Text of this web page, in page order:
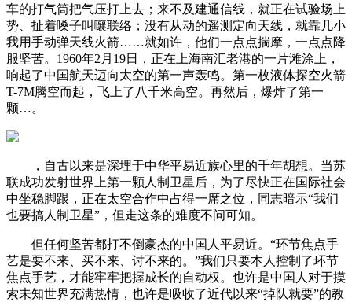
车的打气筒把气压打上去；来不及建通信线，就正在试验场上
势、扯着嗓子叫嚷联络；没有从动的遥测定向天线，就靠几小
我用手动弹天线火箭……就如许，他们一点点揣摩，一点点降
服坚苦。1960年2月19日，正在上海南汇老港的一片滩涂上，
响起了中国航天迈向太空的第一声轰鸣。第一枚液体探空火箭
T-7M腾空而起，飞上了八千米高空。再然后，爆炸了第一
颗…。
，自古以来是深埋于中华平易近族心里的千年胡想。当苏
联成功发射世界上第一颗人制卫星后，为了尽快正在国际社会
中坐稳脚跟，正在太空合作中占得一席之位，同志暗示“我们
也要搞人制卫星”，但走这条的难度不问可知。
但任何坚苦都打不倒豪杰的中国人平易近。“环节焦点手
艺是要不来、买不来、讨不来的。”我们只要本人控制了环节
焦点手艺，才能牢牢把握成长的自动权。也许是中国人对于摸
索未知世界充满热情，也许是吸收了近代以来“掉队就要”的教